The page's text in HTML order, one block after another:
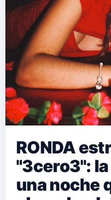
RONDA
"3cero3":
una noche